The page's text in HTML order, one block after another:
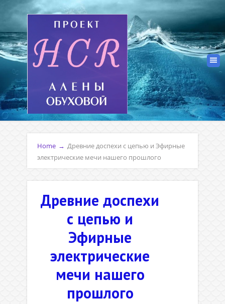
Home → Древние доспехи с цепью и Эфирные
электрические мечи нашего прошлого
Древние доспехи
с цепью и
Эфирные
электрические
мечи нашего
прошлого